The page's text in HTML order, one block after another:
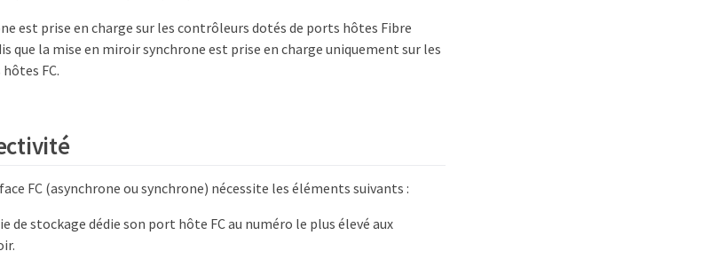
est prise en charge sur les contrôleurs dotés de ports hôtes Fibre
que la mise en miroir synchrone est prise en charge uniquement sur les
FC.
FC (asynchrone ou synchrone) nécessite les éléments suivants :
de stockage dédie son port hôte FC au numéro le plus élevé aux